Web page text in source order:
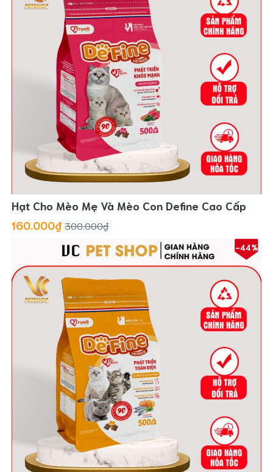
Hạt Cho Mèo Mẹ Và Mèo Con Define Cao Cấp
160.000₫ 300.000₫
-44%